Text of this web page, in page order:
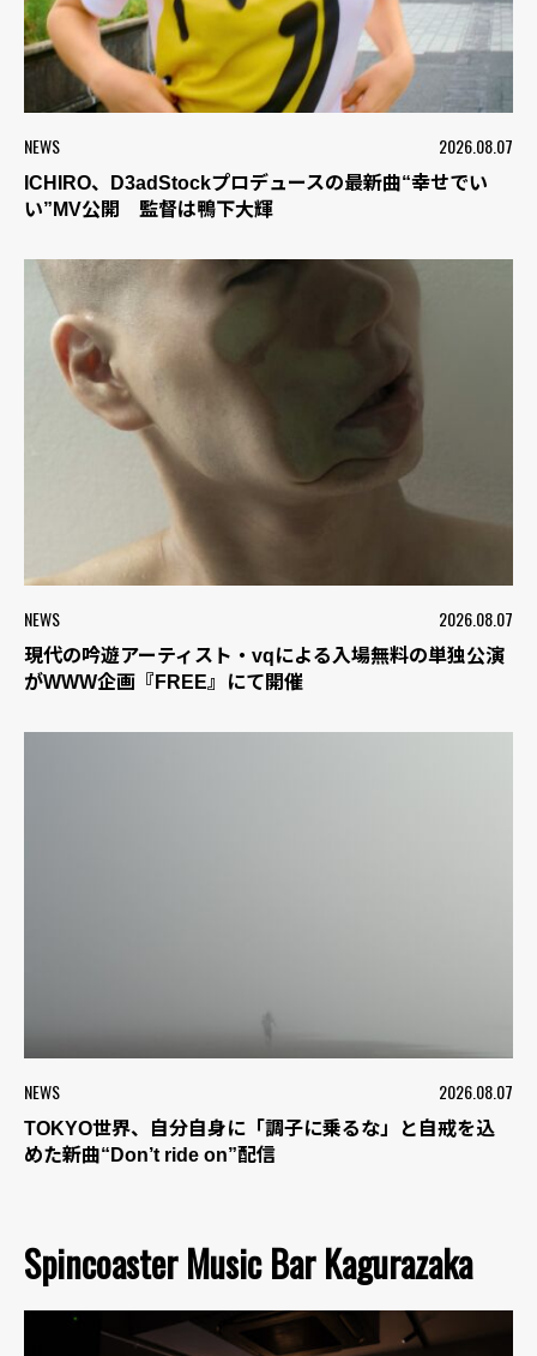
NEWS 2026.08.07
ICHIRO、D3adStockプロデュースの最新曲“幸せでい
い”MV公開 監督は鴨下大輝
NEWS 2026.08.07
現代の吟遊アーティスト・vqによる入場無料の単独公演
がWWW企画『FREE』にて開催
NEWS 2026.08.07
TOKYO世界、自分自身に「調子に乗るな」と自戒を込
めた新曲“Don’t ride on”配信
Spincoaster Music Bar Kagurazaka